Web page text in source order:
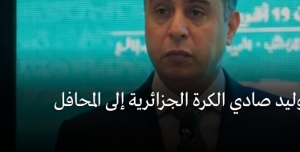
صادي الكرة الجزائرية إلى المحافل